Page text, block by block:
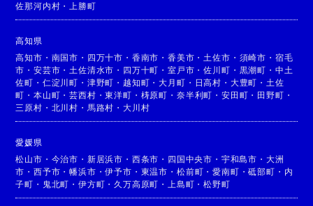
佐那河内村 ・ 上勝町
高知県
高知市 ・ 南国市 ・ 四万十市 ・ 香南市 ・香美市 ・ 土佐市 ・ 須崎市 ・ 宿毛
市 ・安芸市 ・ 土佐清水市 ・ 四万十町 ・室戸市 ・佐川町 ・ 黒潮町 ・ 中土
佐町 ・ 仁淀川町 ・ 津野町 ・ 越知町 ・大月町 ・ 日高村 ・ 大豊町 ・ 土佐
町 ・本山町 ・芸西村 ・東洋町 ・ 梼原町 ・ 奈半利町 ・ 安田町 ・ 田野町 ・
三原村 ・ 北川村 ・ 馬路村 ・大川村
愛媛県
松山市 ・ 今治市 ・ 新居浜市 ・ 西条市 ・ 四国中央市 ・ 宇和島市 ・ 大洲
市 ・西予市 ・幡浜市 ・伊予市 ・ 東温市 ・ 松前町 ・愛南町 ・砥部町 ・ 内
子町 ・ 鬼北町 ・伊方町 ・ 久万高原町 ・ 上島町 ・松野町